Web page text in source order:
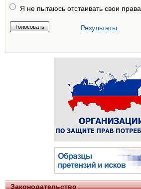
Я не пытаюсь отстаивать свои права
Результаты
Законодательство